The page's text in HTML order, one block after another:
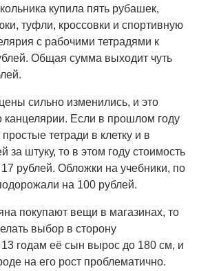
купила пять рубашек,
туфли, кроссовки и спортивную
с рабочими тетрадями к
Общая сумма выходит чуть
сильно изменились, и это
канцелярии. Если в прошлом году
тетради в клетку и в
за штуку, то в этом году стоимость
рублей. Обложки на учебники, по
на 100 рублей.
покупают вещи в магазинах, то
выбор в сторону
13 годам её сын вырос до 180 см, и
на его рост проблематично.